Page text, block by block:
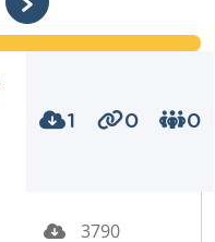
1 0 0
3790